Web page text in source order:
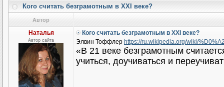
Кого считать безграмотным в XXI веке?
Автор
Наталья
Автор сайта
Кого считать безграмотным в XXI веке?
Элвин Тоффлер https://ru.wikipedia.org/wiki/
«В 21 веке безграмотным
учиться, доучиваться и